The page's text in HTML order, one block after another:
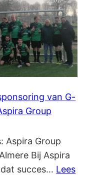
van G-
Group
Aspira Group
Bij Aspira
succes… Lees